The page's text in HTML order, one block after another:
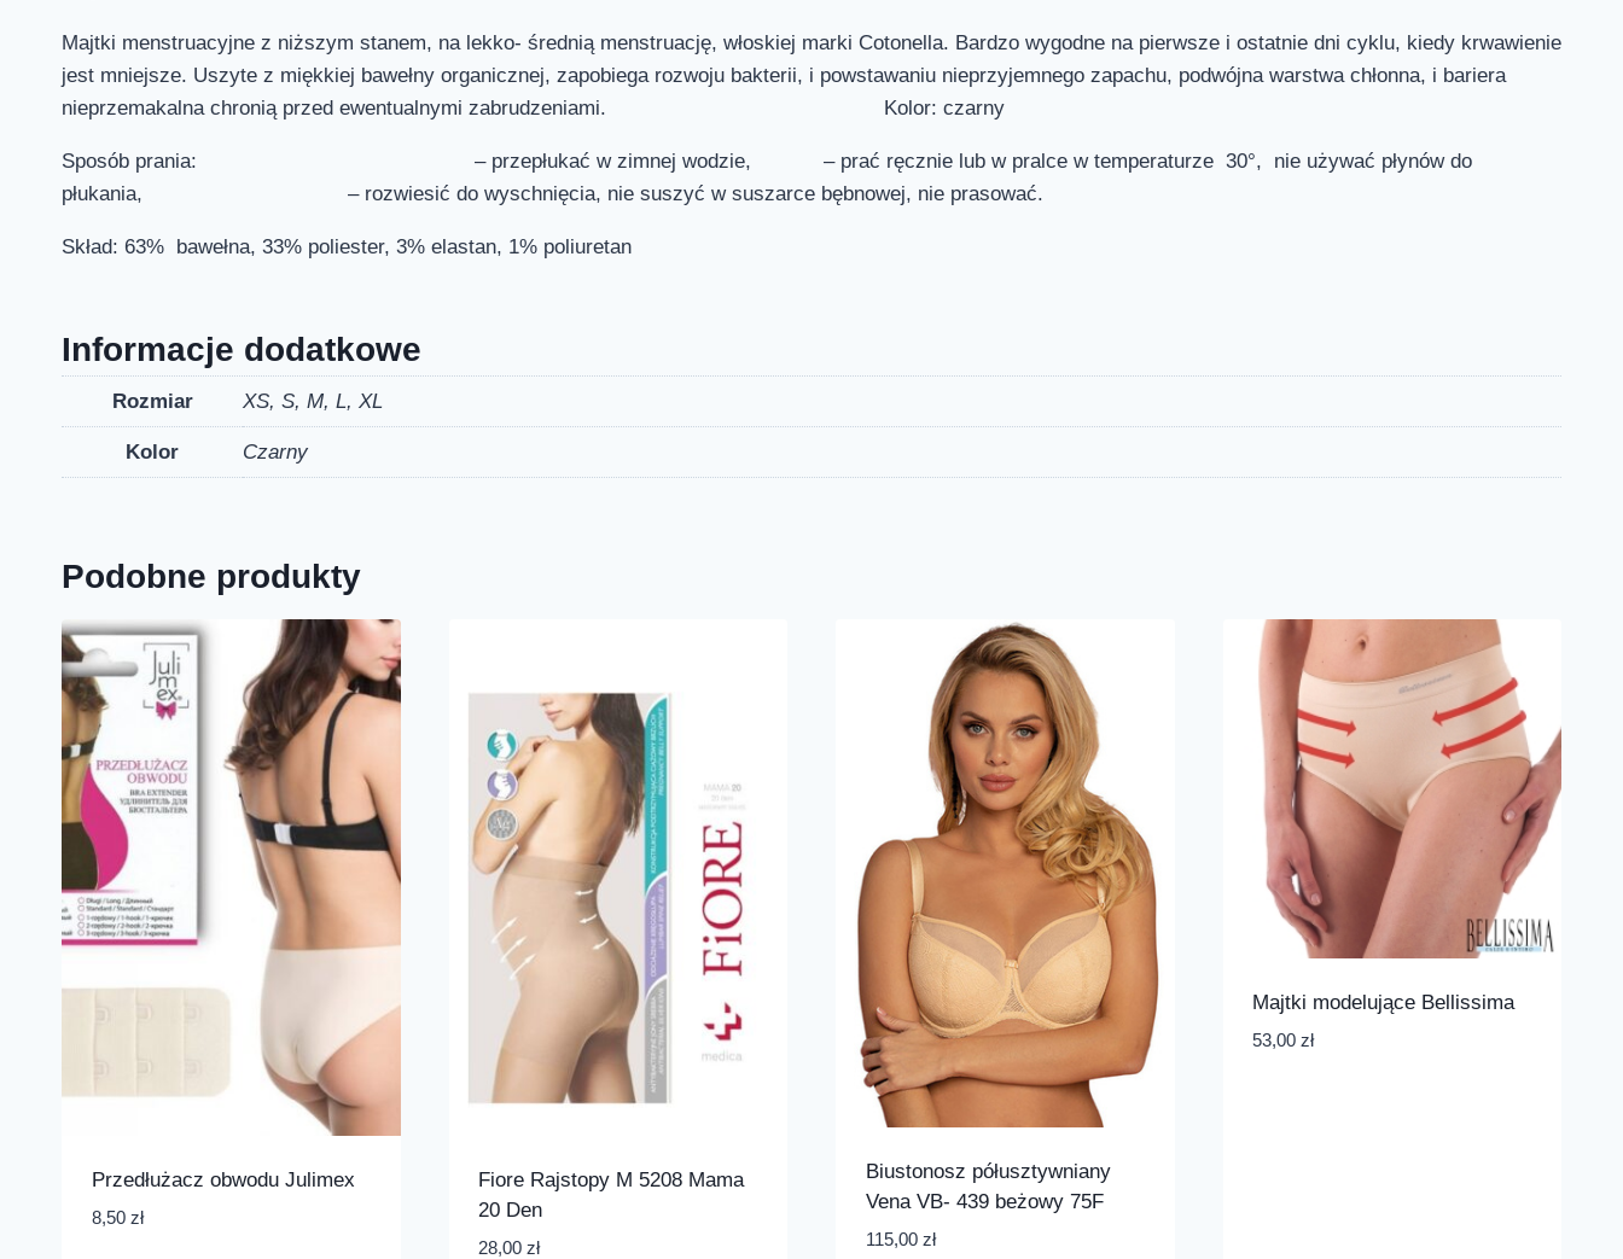
Majtki menstruacyjne z niższym stanem, na lekko- średnią menstruację, włoskiej marki Cotonella. Bardzo wygodne na pierwsze i ostatnie dni cyklu, kiedy krwawienie
jest mniejsze. Uszyte z miękkiej bawełny organicznej, zapobiega rozwoju bakterii, i powstawaniu nieprzyjemnego zapachu, podwójna warstwa chłonna, i bariera
nieprzemakalna chronią przed ewentualnymi zabrudzeniami. Kolor: czarny
Sposób prania: – przepłukać w zimnej wodzie, – prać ręcznie lub w pralce w temperaturze 30°, nie używać płynów do
płukania, – rozwiesić do wyschnięcia, nie suszyć w suszarce bębnowej, nie prasować.
Skład: 63% bawełna, 33% poliester, 3% elastan, 1% poliuretan
Informacje dodatkowe
Rozmiar XS, S, M, L, XL
Kolor Czarny
Podobne produkty
Przedłużacz obwodu Julimex
8,50 zł
Fiore Rajstopy M 5208 Mama
20 Den
28,00 zł
Biustonosz półusztywniany
Vena VB- 439 beżowy 75F
115,00 zł
Majtki modelujące Bellissima
53,00 zł